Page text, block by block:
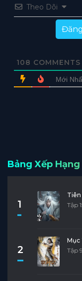
Theo Dõi
108 COMMENTS
Mới
Bảng Xếp Hạng
1
Tập
2
Mục
Tập